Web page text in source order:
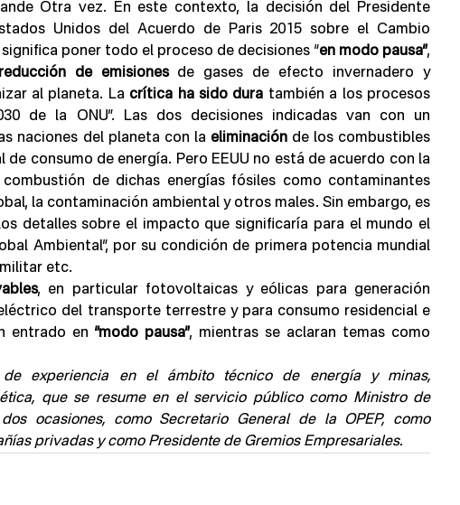
Otra vez. En este contexto, la decisión del Presidente
Unidos del Acuerdo de Paris 2015 sobre el Cambio
poner todo el proceso de decisiones “en modo pausa”,
reducción de emisiones de gases de efecto invernadero y
al planeta. La crítica ha sido dura también a los procesos
de la ONU”. Las dos decisiones indicadas van con un
naciones del planeta con la eliminación de los combustibles
consumo de energía. Pero EEUU no está de acuerdo con la
detalles sobre el impacto que significaría para el mundo el
Ambiental”, por su condición de primera potencia mundial
etc.
, en particular fotovoltaicas y eólicas para generación
del transporte terrestre y para consumo residencial e
entrado en “modo pausa”, mientras se aclaran temas como
experiencia en el ámbito técnico de energía y minas,
que se resume en el servicio público como Ministro de
ocasiones, como Secretario General de la OPEP, como
privadas y como Presidente de Gremios Empresariales.